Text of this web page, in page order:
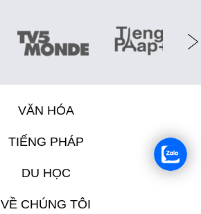
VĂN HÓA
TIẾNG PHÁP
DU HỌC
VỀ CHÚNG TÔI